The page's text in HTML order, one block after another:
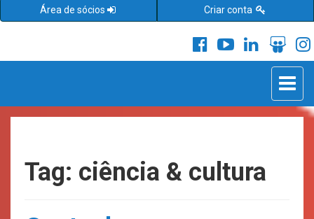
Área de sócios Criar conta
Toggle
Tag: ciência & cultura